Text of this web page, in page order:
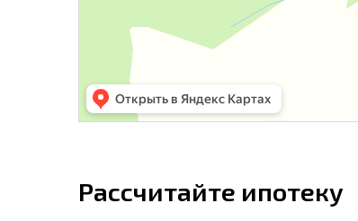
Рассчитайте ипотеку